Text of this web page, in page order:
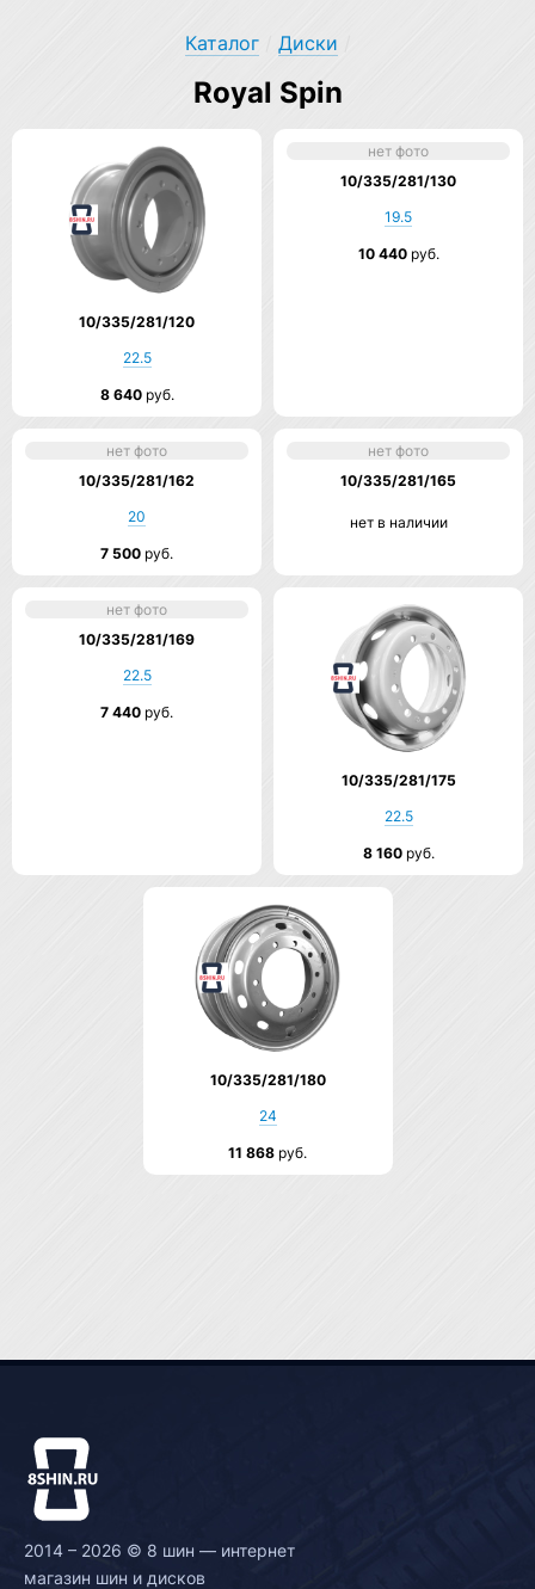
Каталог/ Диски
Royal Spin
10/335/281/120
22.5
8 640руб.
нет фото
10/335/281/130
19.5
10 440руб.
нет фото
10/335/281/162
20
7 500 руб.
нет фото
10/335/281/165
нет в наличии
нет фото
10/335/281/169
22.5
7 440 руб.
10/335/281/175
22.5
8 160руб.
10/335/281/180
24
11 868 руб.
2014 – 2026 © 8 шин — интернет
магазин шин и дисков